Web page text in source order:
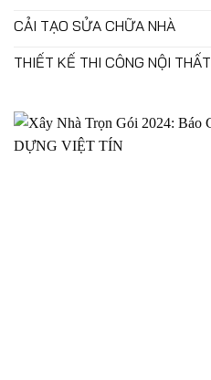
CẢI TẠO SỬA CHỮA NHÀ
THIẾT KẾ THI CÔNG NỘI THẤT